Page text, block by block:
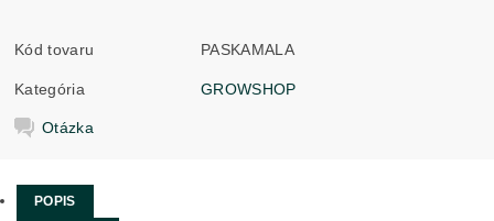
Kód tovaru PASKAMALA
Kategória GROWSHOP
Otázka
POPIS